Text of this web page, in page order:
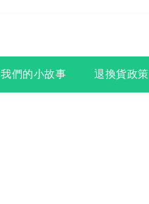
我們的小故事 退換貨政策